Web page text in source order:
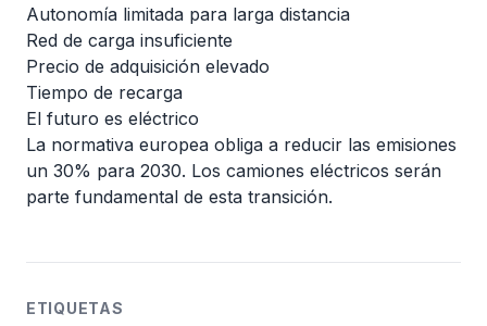
Autonomía limitada para larga distancia
Red de carga insuficiente
Precio de adquisición elevado
Tiempo de recarga
El futuro es eléctrico
La normativa europea obliga a reducir las emisiones
un 30% para 2030. Los camiones eléctricos serán
parte fundamental de esta transición.
ETIQUETAS